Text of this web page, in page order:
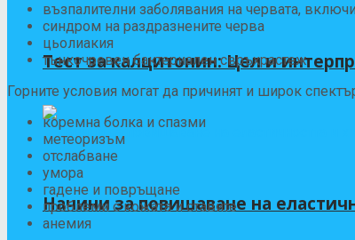
Тест за калцитонин: Цел и
Начини за повишаване на
възпалителни заболявания на червата,
синдром на раздразнените черва
цьолиакия
тънкочревен бактериален свръхрастеж
Горните условия могат да причинят и широк
коремна болка и спазми
метеоризъм
отслабване
умора
гадене и повръщане
проблеми с кожата и ставите
анемия